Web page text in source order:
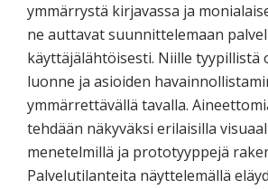
ymmärrystä kirjavassa ja
ne auttavat suunnittelemaan
käyttäjälähtöisesti. Niille tyypillistä
luonne ja asioiden
ymmärrettävällä tavalla.
tehdään näkyväksi erilaisilla
menetelmillä ja prototyyppejä
Palvelutilanteita näyttelemällä